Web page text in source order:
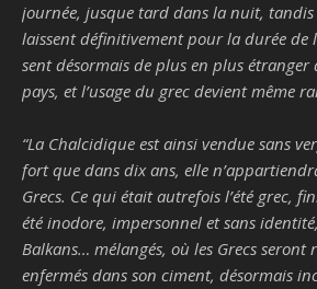
journée, jusque tard dans la nuit, tandis
laissent définitivement pour la durée de
sent désormais de plus en plus étranger
pays, et l’usage du grec devient même
“La Chalcidique est ainsi vendue sans
fort que dans dix ans, elle
Grecs. Ce qui était autrefois l’été grec,
été inodore, impersonnel et sans
Balkans… mélangés, où les Grecs seront
enfermés dans son ciment, désormais